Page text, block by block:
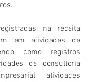
na receita
em atividades de
como registros
de consultoria
atividades